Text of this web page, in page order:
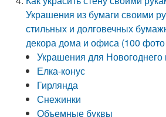
Украшения из бумаги своими
стильных и долговечных
декора дома и офиса (100
Украшения для Новогоднего
Елка-конус
Гирлянда
Снежинки
Объемные буквы